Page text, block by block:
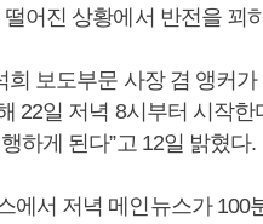
어진 상황에서 반전을 꾀
희 보도부문 사장 겸 앵커
22일 저녁 8시부터 시작
하게 된다”고 12일 밝혔다.
에서 저녁 메인뉴스가 100